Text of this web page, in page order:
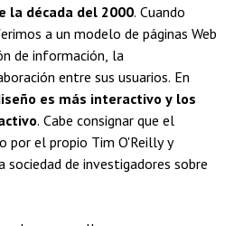
la década del 2000. Cuando
a un modelo de páginas Web
de información, la
entre sus usuarios. En
es más interactivo y los
. Cabe consignar que el
por el propio Tim O'Reilly y
de investigadores sobre